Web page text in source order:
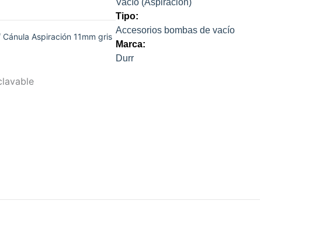
Cánula Aspiración 11mm gris
Vacío (Aspiración)
Tipo:
Accesorios bombas de vacío
Marca:
Durr